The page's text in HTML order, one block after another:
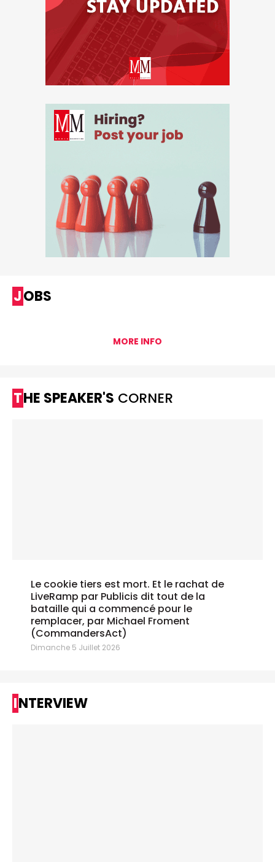
JOBS
MORE INFO
THE SPEAKER'S CORNER
Le cookie tiers est mort. Et le rachat de
LiveRamp par Publicis dit tout de la
bataille qui a commencé pour le
remplacer, par Michael Froment
(CommandersAct)
Dimanche 5 Juillet 2026
INTERVIEW